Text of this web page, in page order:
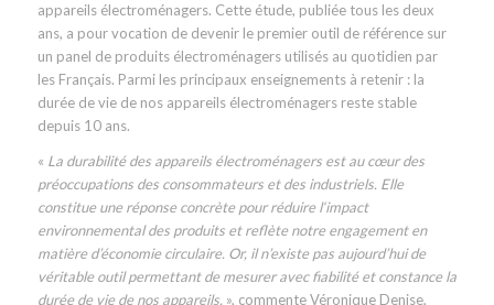
appareils électroménagers. Cette étude, publiée tous les deux
ans, a pour vocation de devenir le premier outil de référence sur
un panel de produits électroménagers utilisés au quotidien par
les Français. Parmi les principaux enseignements à retenir : la
durée de vie de nos appareils électroménagers reste stable
depuis 10 ans.
« La durabilité des appareils électroménagers est au cœur des
préoccupations des consommateurs et des industriels. Elle
constitue une réponse concrète pour réduire l‘impact
environnemental des produits et reflète notre engagement en
matière d’économie circulaire. Or, il n’existe pas aujourd’hui de
véritable outil permettant de mesurer avec fiabilité et constance la
durée de vie de nos appareils. », commente Véronique Denise,